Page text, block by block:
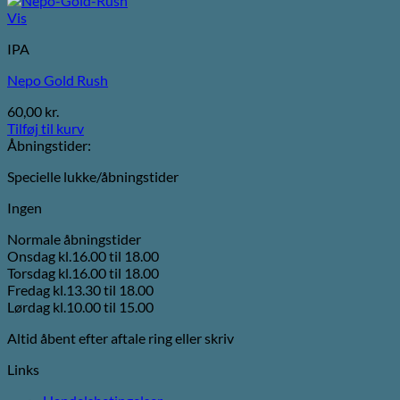
Vis
IPA
Nepo Gold Rush
60,00 kr.
Tilføj til kurv
Åbningstider:
Specielle lukke/åbningstider
Ingen
Normale åbningstider
Onsdag kl.16.00 til 18.00
Torsdag kl.16.00 til 18.00
Fredag kl.13.30 til 18.00
Lørdag kl.10.00 til 15.00
Altid åbent efter aftale ring eller skriv
Links